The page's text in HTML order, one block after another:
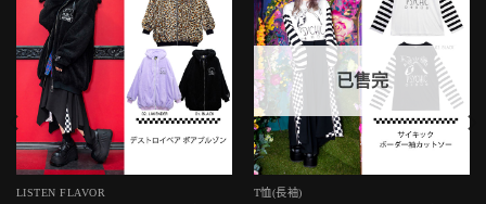
LISTEN FLAVOR
已售完
T恤(長袖)